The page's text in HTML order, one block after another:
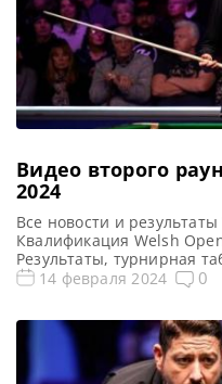
Видео второго
2024
Все новости и
Квалификация Welsh
Результаты, турнирная
Расписание трансляций
посмотреть матчи
по снукеру Welsh Open
14 февраля 2024 0